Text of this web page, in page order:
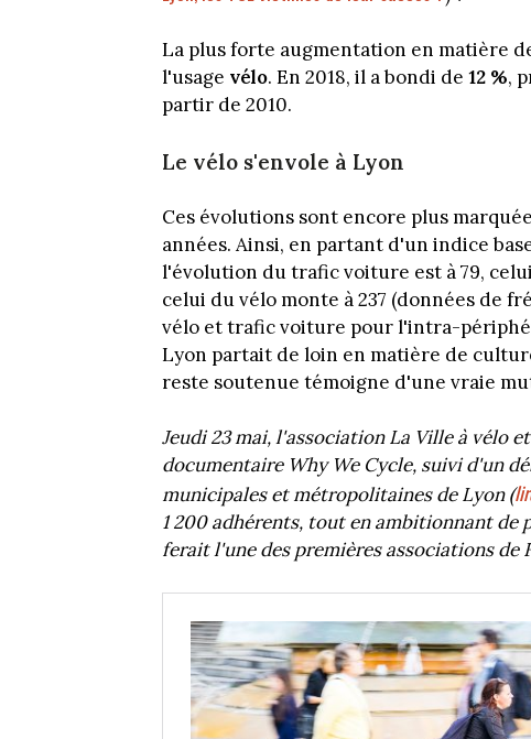
La plus forte augmentation en matière
l'usage vélo. En 2018, il a bondi de 12 %,
partir de 2010.
Le vélo s'envole à Lyon
Ces évolutions sont encore plus
années. Ainsi, en partant d'un indice
l'évolution du trafic voiture est à 79,
celui du vélo monte à 237 (données de
vélo et trafic voiture pour l'intra-
Lyon partait de loin en matière de
reste soutenue témoigne d'une vraie
Jeudi 23 mai, l'association La Ville à vélo
documentaire Why We Cycle, suivi d'un
municipales et métropolitaines de Lyon (
1 200 adhérents, tout en ambitionnant de
ferait l'une des premières associations de